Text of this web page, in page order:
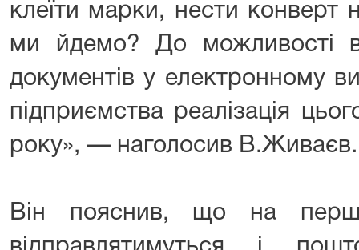
клеїти марки, нести
ми йдемо? До можливості
документів у електронному
підприємства реалізація
року», — наголосив В.Живаєв.
Він пояснив, що на